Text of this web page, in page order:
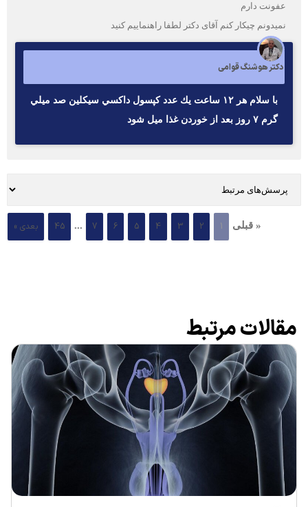
عفونت دارم
نمیدونم چیکار کنم آقای دکتر لطفا راهنماییم کنید
دکتر هوشنگ قوامی
با سلام هر ١٢ ساعت يك عدد كپسول داكسي سيكلين صد ميلي
گرم ٧ روز بعد از خوردن غذا ميل شود
« قبلی 1
2
3
4
5
6
7
...
45 بعدی »
مقالات مرتبط